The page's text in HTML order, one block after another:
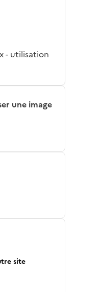
- utilisation
une image
site